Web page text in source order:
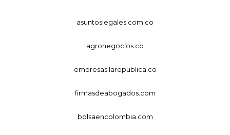
asuntoslegales.com.co
agronegocios.co
empresas.larepublica.co
firmasdeabogados.com
bolsaencolombia.com